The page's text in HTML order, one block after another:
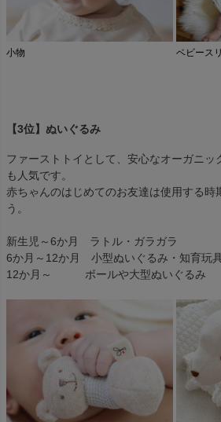
小物 ベビース
【3位】ぬいぐるみ
ファーストトイとして、安心なオーガニッ
も人気です。
赤ちゃんのはじめてのお友達は使用する時
う。
新生児～6か月 ラトル・ガラガラ
6か月～12か月 小型ぬいぐるみ・知育玩
12か月～ ボールや大型ぬいぐるみ